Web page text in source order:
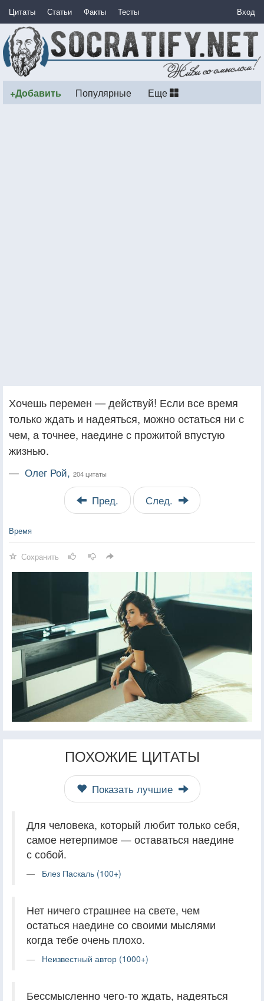
Цитаты Статьи Факты Тесты Вход
+Добавить Популярные Еще
Хочешь перемен — действуй! Если все время
только ждать и надеяться, можно остаться ни с
чем, а точнее, наедине с прожитой впустую
жизнью.
— Олег Рой, 204 цитаты
Пред. След.
Время
Сохранить
ПОХОЖИЕ ЦИТАТЫ
Показать лучшие
Для человека, который любит только себя,
самое нетерпимое — оставаться наедине
с собой.
Блез Паскаль (100+)
Нет ничего страшнее на свете, чем
остаться наедине со своими мыслями
когда тебе очень плохо.
Неизвестный автор (1000+)
Бессмысленно чего-то ждать, надеяться